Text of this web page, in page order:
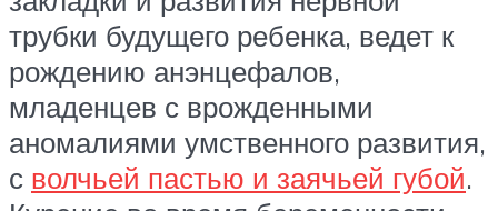
трубки будущего ребенка, ведет к
рождению анэнцефалов,
младенцев с врожденными
аномалиями умственного развития,
с волчьей пастью и заячьей губой.